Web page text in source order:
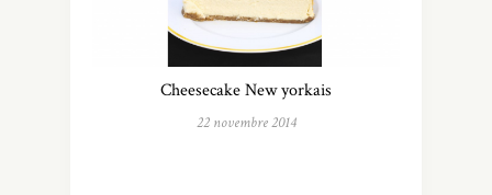
Cheesecake New yorkais
22 novembre 2014